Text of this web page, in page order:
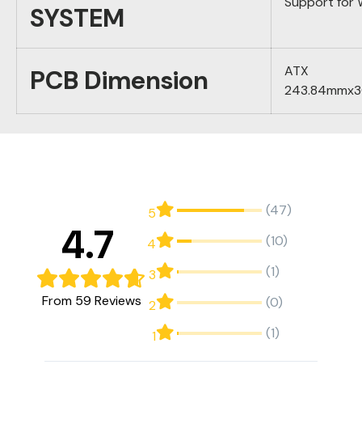
SYSTEM
PCB Dimension
ATX
4.7
From 59 Reviews
5 (47)
4 (10)
3 (1)
2 (0)
1 (1)